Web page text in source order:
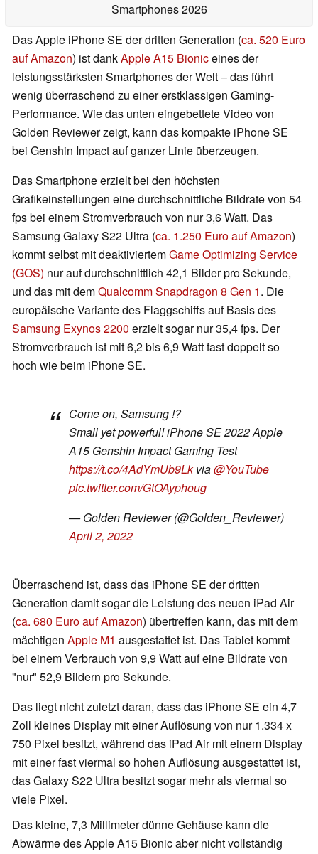
Smartphones 2026
Das Apple iPhone SE der dritten Generation (ca. 520 Euro
auf Amazon) ist dankApple A15 Bioniceines der
leistungsstärksten Smartphones der Welt – das führt
wenig überraschend zu einer erstklassigen Gaming-
Performance. Wie das unten eingebettete Video von
Golden Reviewer zeigt, kann das kompakte iPhone SE
bei Genshin Impact auf ganzer Linie überzeugen.
Das Smartphone erzielt bei den höchsten
Grafikeinstellungen eine durchschnittliche Bildrate von 54
fps bei einem Stromverbrauch von nur 3,6 Watt. Das
Samsung Galaxy S22 Ultra (ca. 1.250 Euro auf Amazon)
kommt selbst mit deaktiviertemGame Optimizing Service
(GOS) nur auf durchschnittlich 42,1 Bilder pro Sekunde,
und das mit demQualcomm Snapdragon 8 Gen 1. Die
europäische Variante des Flaggschiffs auf Basis des
Samsung Exynos 2200 erzielt sogar nur 35,4 fps. Der
Stromverbrauch ist mit 6,2 bis 6,9 Watt fast doppelt so
hoch wie beim iPhone SE.
Come on, Samsung !?
Small yet powerful! iPhone SE 2022 Apple
A15 Genshin Impact Gaming Test
https://t.co/4AdYmUb9Lkvia@YouTube
pic.twitter.com/GtOAyphoug
— Golden Reviewer (@Golden_Reviewer)
April 2, 2022
Überraschend ist, dass das iPhone SE der dritten
Generation damit sogar die Leistung des neuen iPad Air
(ca. 680 Euro auf Amazon) übertreffen kann, das mit dem
mächtigen Apple M1 ausgestattet ist. Das Tablet kommt
bei einem Verbrauch von 9,9 Watt auf eine Bildrate von
"nur" 52,9 Bildern pro Sekunde.
Das liegt nicht zuletzt daran, dass das iPhone SE ein 4,7
Zoll kleines Display mit einer Auflösung von nur 1.334 x
750 Pixel besitzt, während das iPad Air mit einem Display
mit einer fast viermal so hohen Auflösung ausgestattet ist,
das Galaxy S22 Ultra besitzt sogar mehr als viermal so
viele Pixel.
Das kleine, 7,3 Millimeter dünne Gehäuse kann die
Abwärme des Apple A15 Bionic aber nicht vollständig